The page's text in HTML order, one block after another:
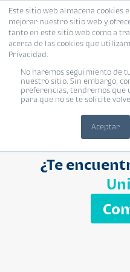
Este sitio web almacena cookies
mejorar nuestro sitio web y
tanto en este sitio web como a
acerca de las cookies que
Privacidad.
No haremos seguimiento de
nuestro sitio. Sin embargo,
preferencias, tendremos que
para que no se te solicite
Aceptar
Proyecto Modelo
Ingresa el nombre del
¿Te